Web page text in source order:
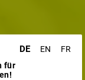
DE EN
FR
für